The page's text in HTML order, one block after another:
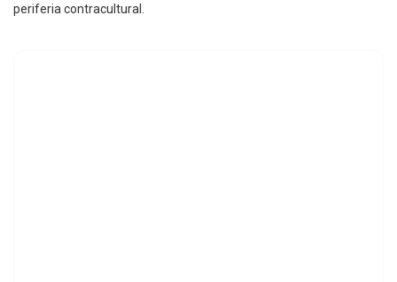
periferia contracultural.